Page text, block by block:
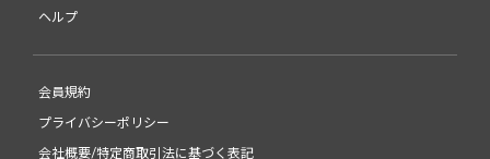
ヘルプ
会員規約
プライバシーポリシー
会社概要/特定商取引法に基づく表記